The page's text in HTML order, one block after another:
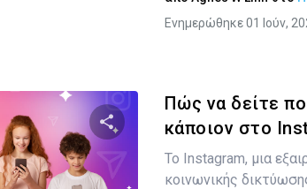
Ενημερώθηκε 01 Ιούν,
Κοινοποιήστε αυτό το
Πώς να δείτε
κάποιον στο
Το Instagram, μια
κοινωνικής